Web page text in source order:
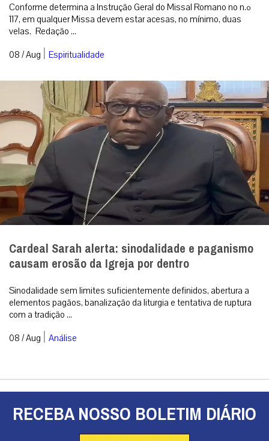
Conforme determina a Instrução Geral do Missal Romano no n.º
117, em qualquer Missa devem estar acesas, no mínimo, duas
velas. Redação ...
08 / Aug | Espiritualidade
Cardeal Sarah alerta: sinodalidade e paganismo
causam erosão da Igreja por dentro
Sinodalidade sem limites suficientemente definidos, abertura a
elementos pagãos, banalização da liturgia e tentativa de ruptura
com a tradição ...
08 / Aug | Análise
RECEBA NOSSO BOLETIM DIÁRIO